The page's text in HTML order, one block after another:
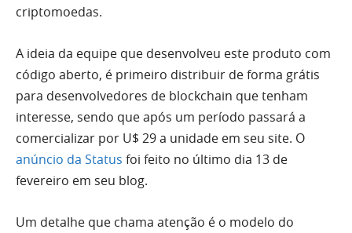
criptomoedas.
A ideia da equipe que desenvolveu este produto com
código aberto, é primeiro distribuir de forma grátis
para desenvolvedores de blockchain que tenham
interesse, sendo que após um período passará a
comercializar por U$ 29 a unidade em seu site. O
anúncio da Status foi feito no último dia 13 de
fevereiro em seu blog.
Um detalhe que chama atenção é o modelo do